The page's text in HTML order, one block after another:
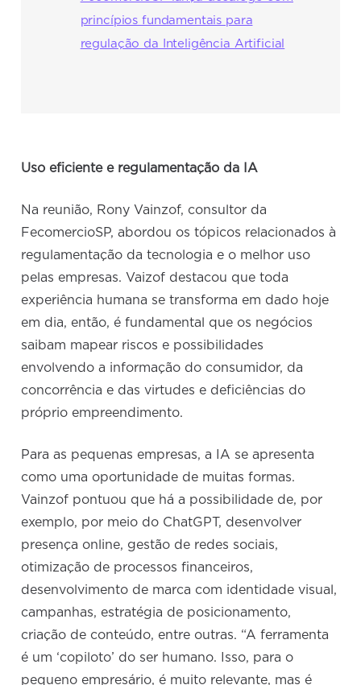
princípios fundamentais para
regulação da Inteligência Artificial
Uso eficiente e regulamentação da IA
Na reunião, Rony Vainzof, consultor da
FecomercioSP, abordou os tópicos relacionados à
regulamentação da tecnologia e o melhor uso
pelas empresas. Vaizof destacou que toda
experiência humana se transforma em dado hoje
em dia, então, é fundamental que os negócios
saibam mapear riscos e possibilidades
envolvendo a informação do consumidor, da
concorrência e das virtudes e deficiências do
próprio empreendimento.
Para as pequenas empresas, a IA se apresenta
como uma oportunidade de muitas formas.
Vainzof pontuou que há a possibilidade de, por
exemplo, por meio do ChatGPT, desenvolver
presença online, gestão de redes sociais,
otimização de processos financeiros,
desenvolvimento de marca com identidade visual,
campanhas, estratégia de posicionamento,
criação de conteúdo, entre outras. “A ferramenta
é um ‘copiloto’ do ser humano. Isso, para o
pequeno empresário, é muito relevante, mas é